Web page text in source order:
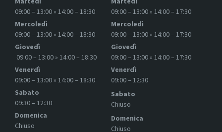
09:00 – 13:00 » 14:00 – 18:30
Mercoledì
09:00 – 13:00 » 14:00 – 18:30
Giovedì
09:00 – 13:00 » 14:00 – 18:30
Venerdì
09:00 – 13:00 » 14:00 – 18:30
Sabato
09:30 – 12:30
Domenica
Chiuso
09:00 – 13:00 » 14:00 – 17:30
Mercoledì
09:00 – 13:00 » 14:00 – 17:30
Giovedì
09:00 – 13:00 » 14:00 – 17:30
Venerdì
09:00 – 12:30
Sabato
Chiuso
Domenica
Chiuso